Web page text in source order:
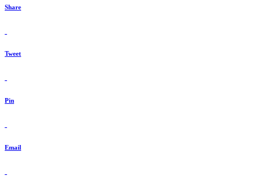
Share
Tweet
Pin
Email